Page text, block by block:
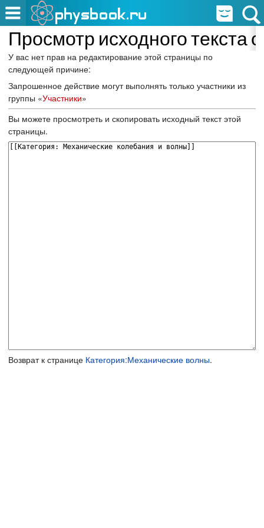
Просмотр исходного текста
У вас нет прав на редактирование этой страницы по
следующей причине:
Запрошенное действие могут выполнять только участники из
группы «Участники»
Вы можете просмотреть и скопировать исходный текст этой
страницы.
Возврат к странице Категория:Механические волны.